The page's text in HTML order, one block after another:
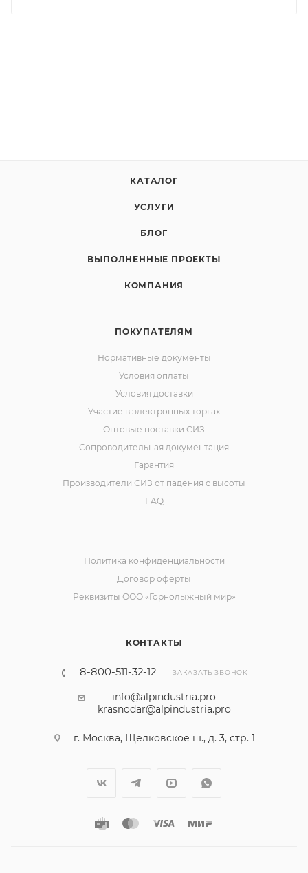
КАТАЛОГ
УСЛУГИ
БЛОГ
ВЫПОЛНЕННЫЕ ПРОЕКТЫ
КОМПАНИЯ
ПОКУПАТЕЛЯМ
Нормативные документы
Условия оплаты
Условия доставки
Участие в электронных торгах
Оптовые поставки СИЗ
Сопроводительная документация
Гарантия
Производители СИЗ от падения с высоты
FAQ
КОНТАКТЫ
8-800-511-32-12 ЗАКАЗАТЬ ЗВОНОК
info@alpindustria.pro
krasnodar@alpindustria.pro
г. Москва, Щелковское ш., д. 3, стр. 1
Политика конфиденциальности
Договор оферты
Реквизиты ООО «Горнолыжный мир»